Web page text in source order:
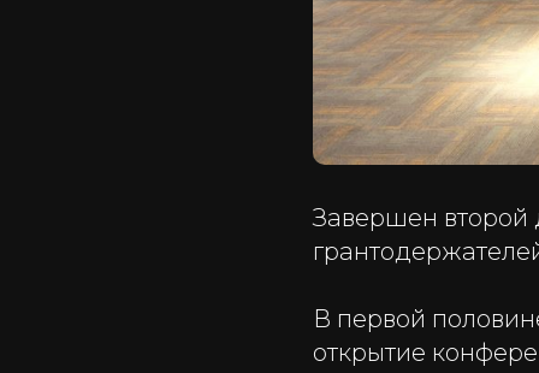
Завершен второй
В первой
открытие